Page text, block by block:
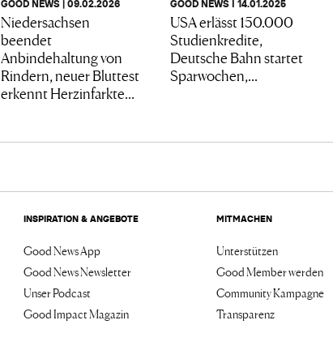
GOOD NEWS | 09.02.2026
Niedersachsen
beendet
Anbindehaltung von
Rindern, neuer Bluttest
erkennt Herzinfarkte...
GOOD NEWS I 14.01.2025
USA erlässt 150.000
Studienkredite,
Deutsche Bahn startet
Sparwochen,...
INSPIRATION & ANGEBOTE
Good News App
Good News Newsletter
Unser Podcast
Good Impact Magazin
MITMACHEN
Unterstützen
Good Member werden
Community Kampagne
Transparenz